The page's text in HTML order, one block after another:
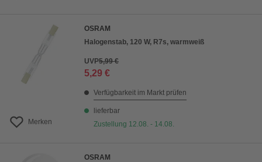
Merken
OSRAM
Halogenstab, 120 W, R7s, warmweiß
UVP5,99 €
5,29 €
Verfügbarkeit im Markt prüfen
lieferbar
Zustellung 12.08. - 14.08.
OSRAM